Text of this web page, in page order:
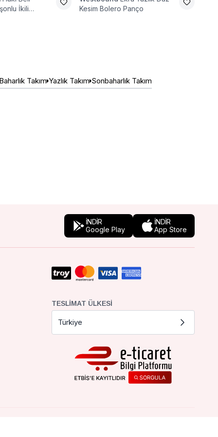
İkili
Kesim Bolero Panço
Baharlık Takım Yazlık Takım Sonbaharlık Takım
İNDİR
Google Play
İNDİR
App Store
TESLIMAT ÜLKESI
Türkiye